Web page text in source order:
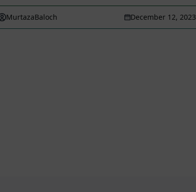
MurtazaBaloch December 12, 2023